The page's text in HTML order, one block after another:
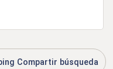
Compartir búsqueda